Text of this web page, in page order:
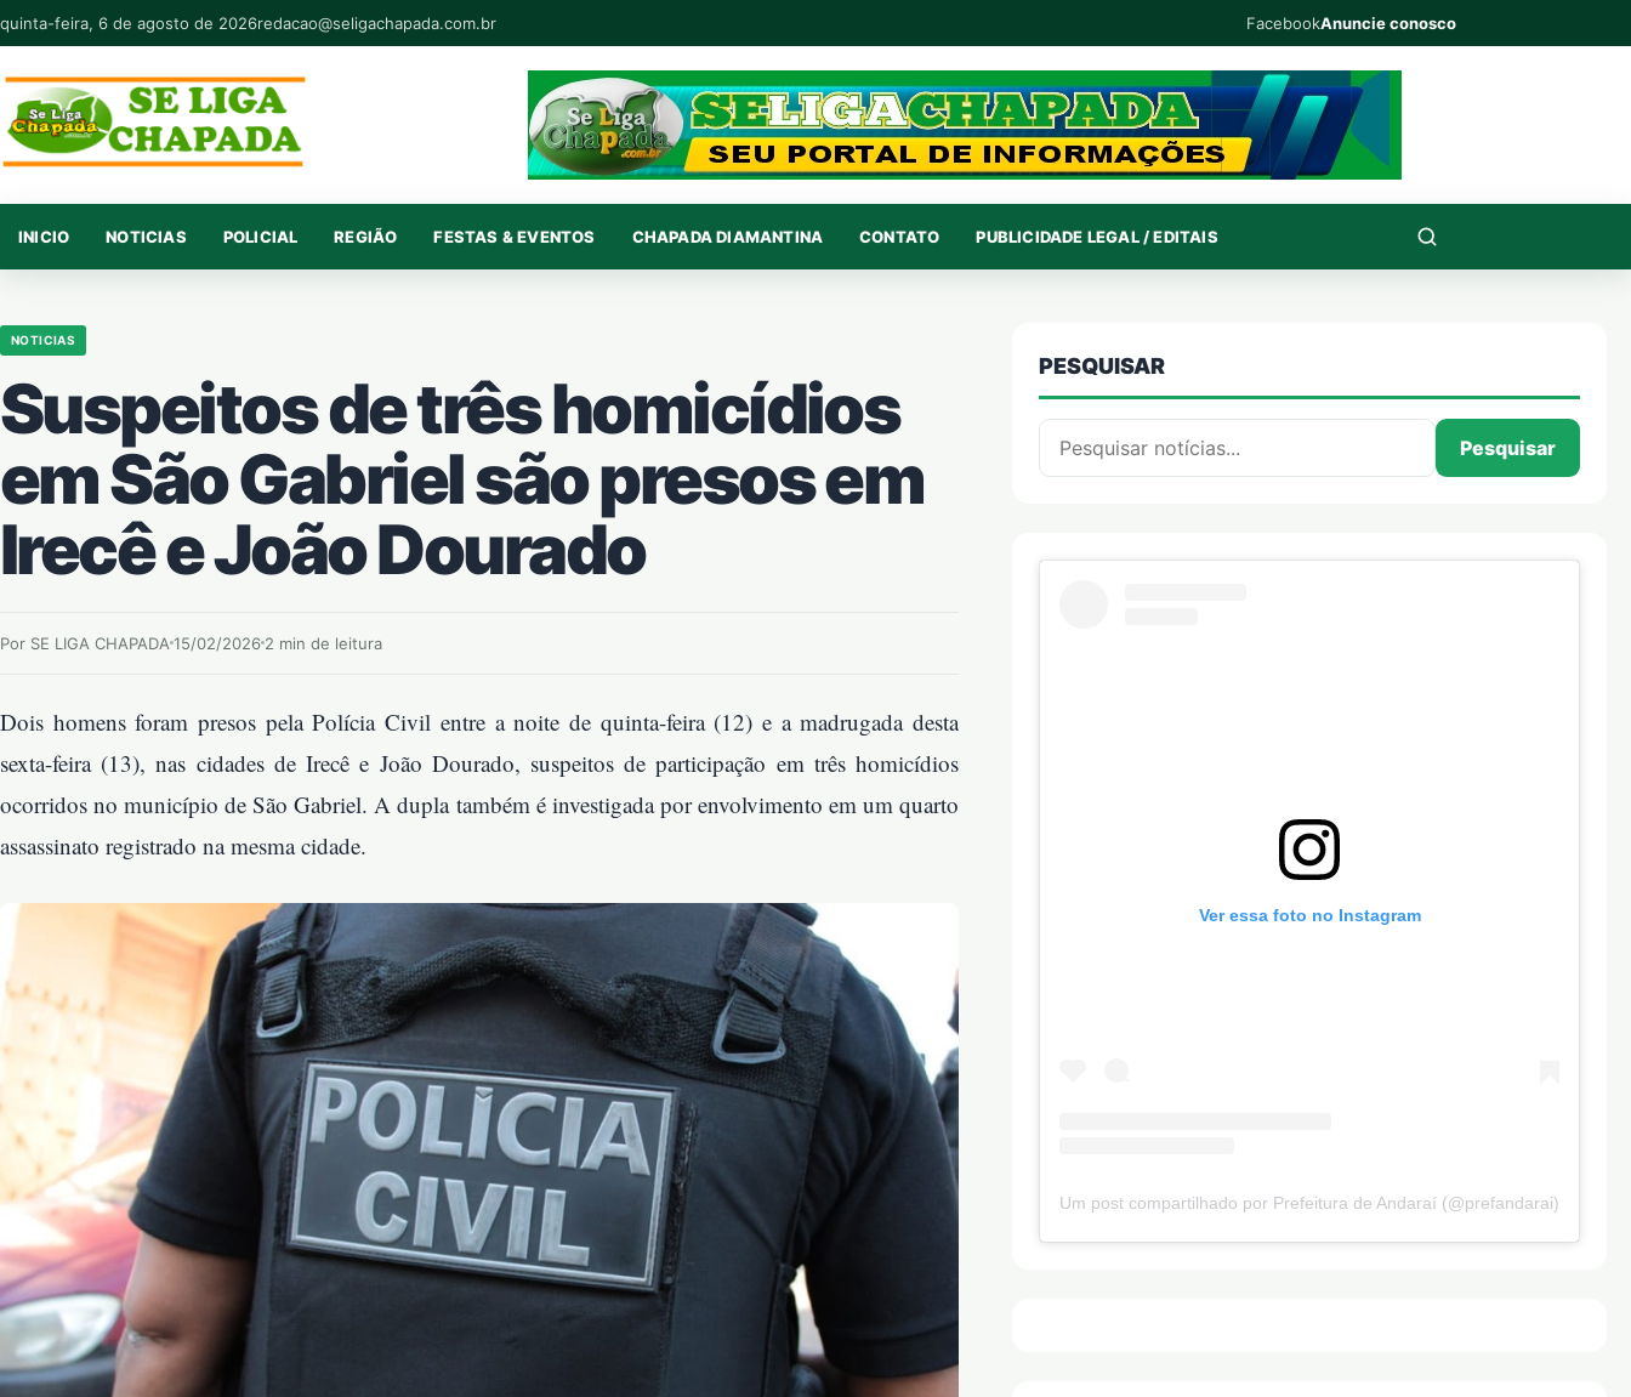
Pular para o conteúdo
quinta-feira, 6 de agosto de 2026redacao@seligachapada.com.br FacebookAnuncie conosco
INICIO NOTICIAS POLICIAL REGIÃO FESTAS & EVENTOS CHAPADA DIAMANTINA CONTATO PUBLICIDADE LEGAL / EDITAIS
NOTICIAS
Suspeitos de três homicídios
em São Gabriel são presos em
Irecê e João Dourado
Por SE LIGA CHAPADA 15/02/2026 2 min de leitura
Dois homens foram presos pela Polícia Civil entre a noite de quinta-feira (12) e a madrugada desta
sexta-feira (13), nas cidades de Irecê e João Dourado, suspeitos de participação em três homicídios
ocorridos no município de São Gabriel. A dupla também é investigada por envolvimento em um quarto
assassinato registrado na mesma cidade.
PESQUISAR
Pesquisar por:
Pesquisar
Ver essa foto no Instagram
Um post compartilhado por Prefeitura de Andaraí (@prefandarai)